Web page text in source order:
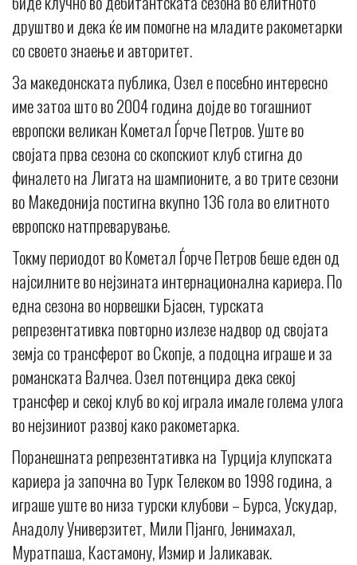
друштво и дека ќе им помогне на младите ракометарки
со своето знаење и авторитет.
За македонската публика, Озел е посебно интересно
име затоа што во 2004 година дојде во тогашниот
европски великан Кометал Ѓорче Петров. Уште во
својата прва сезона со скопскиот клуб стигна до
финалето на Лигата на шампионите, а во трите сезони
во Македонија постигна вкупно 136 гола во елитното
европско натпреварување.
Токму периодот во Кометал Ѓорче Петров беше еден од
најсилните во нејзината интернационална кариера. По
една сезона во норвешки Бјасен, турската
репрезентативка повторно излезе надвор од својата
земја со трансферот во Скопје, а подоцна играше и за
романската Валчеа. Озел потенцира дека секој
трансфер и секој клуб во кој играла имале голема улога
во нејзиниот развој како ракометарка.
Поранешната репрезентативка на Турција клупската
кариера ја започна во Турк Телеком во 1998 година, а
играше уште во низа турски клубови – Бурса, Ускудар,
Анадолу Универзитет, Мили Пјанго, Јенимахал,
Муратпаша, Кастамону, Измир и Јаликавак.